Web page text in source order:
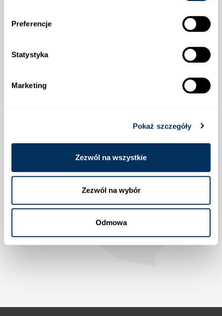
Preferencje
Statystyka
Marketing
Pokaż szczegóły
Zezwól na wszystkie
Zezwól na wybór
Odmowa